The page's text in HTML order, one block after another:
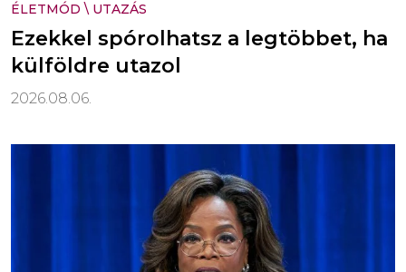
ÉLETMÓD \ UTAZÁS
Ezekkel spórolhatsz a legtöbbet, ha
külföldre utazol
2026.08.06.